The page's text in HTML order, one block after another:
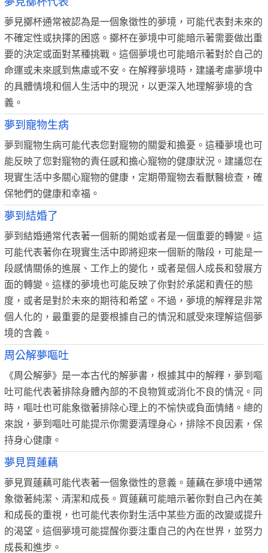
夢見擲杯通常被認為是一個象徵性的夢境，可能代表對未來的
不確定性或抉擇的困惑。擲杯在夢境中可能暗示著需要做出重
要的決定或面對某種挑戰。這個夢境也可能暗示著對於自己的
命運或未來感到焦慮或不安。在解釋夢境時，建議考慮夢境中
的具體情境和個人生活中的現況，以更深入地理解夢境的含
義。
夢到寵物生病
夢到寵物生病可能代表您對寵物的關愛和擔憂。這種夢境也可
能反映了您對寵物的責任感和擔心寵物的健康狀況。建議您在
現實生活中多關心寵物的健康，定期帶寵物去看獸醫檢查，確
保牠們的健康和幸福。
夢到結婚了
夢到結婚通常代表著一個新的開始或者是一個重要的轉變。這
可能代表著你在現實生活中即將迎來一個新的階段，可能是一
段感情關係的進展、工作上的變化，或者是個人成長和發展方
面的轉變。這樣的夢境也可能反映了你對於承諾和責任的態
度，或者是對於未來的期待和希望。不過，夢境的解釋是非常
個人化的，最重要的是要根據自己的情況和感受來理解這個夢
境的含義。
周公解夢嘔吐
《周公解夢》是一本古代的解夢書，根據其中的解釋，夢到嘔
吐可能代表著排除身體內部的不良物質或消化不良的情況。同
時，嘔吐也可能象徵著排除心理上的不愉快或負面情緒。總的
來說，夢到嘔吐可能提示你需要清理身心，排除不良因素，保
持身心健康。
夢見買蓮藕
夢見買蓮藕可能代表著一個象徵性的意義。蓮藕在夢境中通常
象徵著純潔、清潔和成長。買蓮藕可能暗示著你對自己內在美
和成長的重視，也可能代表你對生活中某些方面的改變或提升
的渴望。這個夢境可能提醒你要注重自己的內在世界，並努力
成長和進步。